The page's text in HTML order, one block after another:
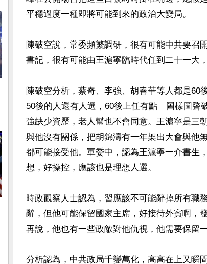
平穩過度一種即將可能到來的政治大變局。
陳破空說，常委頻繁調研，很有可能中共要召
書記，很有可能由王滬寧臨時代任到二十一大
陳破空分析，蔡奇、李強、胡春華等人都是60
50後的人還有人選，60後上任有點「圖樣圖
強缺少資歷，老人幫也不會同意。王滬寧是三
與他沒有關係，把胡錦濤有一年架出大會與他
都可能接受他。軍委中，認為王滬寧一介書生
想，好操控，應該也是理想人選。
時政觀察人士認為，習應該不可能辭掉所有職
辭，但他可能保留國家主席，好接待外賓啊，
再說，他也有一些政敵對他仇視，他需要保留
分析認為，中共政局千變萬化，高高在上又瞬